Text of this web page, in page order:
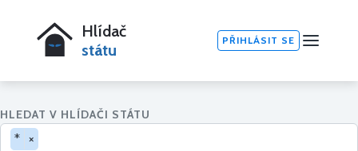
Hlídač
státu
PŘIHLÁSIT SE
HLEDAT V HLÍDAČI STÁTU
* ×